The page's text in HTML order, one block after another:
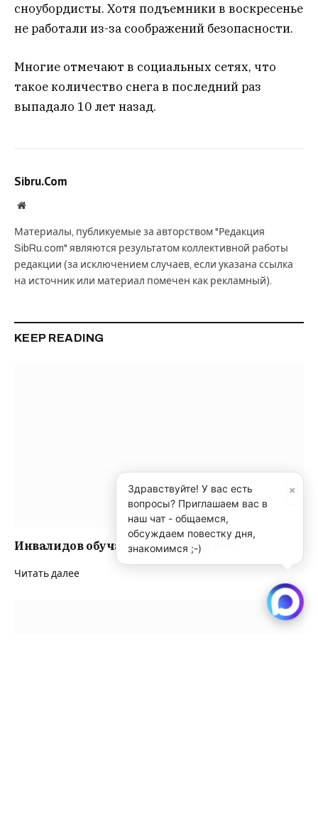
сноубордисты. Хотя подъемники в воскресенье
не работали из-за соображений безопасности.
Многие отмечают в социальных сетях, что
такое количество снега в последний раз
выпадало 10 лет назад.
Sibru.Com
Website
Материалы, публикуемые за авторством "Редакция
SibRu.com" являются результатом коллективной работы
редакции (за исключением случаев, если указана ссылка
на источник или материал помечен как рекламный).
KEEP READING
Инвалидов обучат ремеслу бесплатно
Читать далее
×
Здравствуйте! У вас есть
вопросы? Приглашаем вас в
наш чат - общаемся,
обсуждаем повестку дня,
знакомимся ;-)